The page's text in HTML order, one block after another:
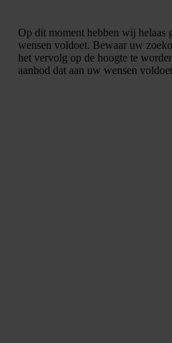
Op dit moment hebben wij helaas
wensen voldoet. Bewaar uw
het vervolg op de hoogte te
aanbod dat aan uw wensen